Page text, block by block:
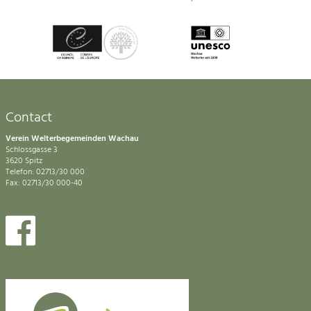
Contact
Verein Welterbegemeinden Wachau
Schlossgasse 3
3620 Spitz
Telefon: 02713/30 000
Fax: 02713/30 000-40